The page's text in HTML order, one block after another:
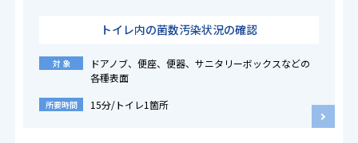
トイレ内の菌数汚染状況の確認
対 象
ドアノブ、便座、便器、サニタリーボックスなどの
各種表面
所要時間 15分/トイレ1箇所